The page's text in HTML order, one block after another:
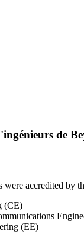
de
were accredited by
(CE)
(EE)